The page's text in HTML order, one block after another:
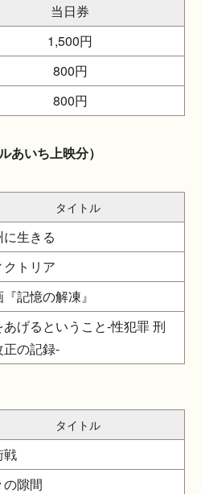
当日券
1,500円
800円
800円
あいち上映分）
タイトル
生きる
クトリア
記憶の解凍』
げるということ‐性犯罪 刑
正の記録-
タイトル
戦
の隙間